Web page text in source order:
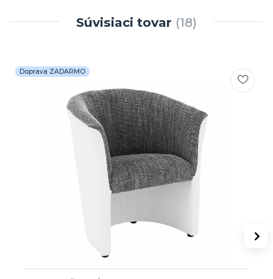
Súvisiaci tovar 18
Doprava ZADARMO